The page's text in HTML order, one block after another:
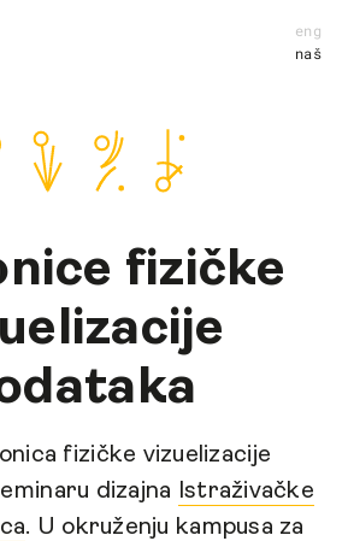
eng
naš
fizičke
fizičke vizuelizacije
dizajna Istraživačke
. U okruženju kampusa za